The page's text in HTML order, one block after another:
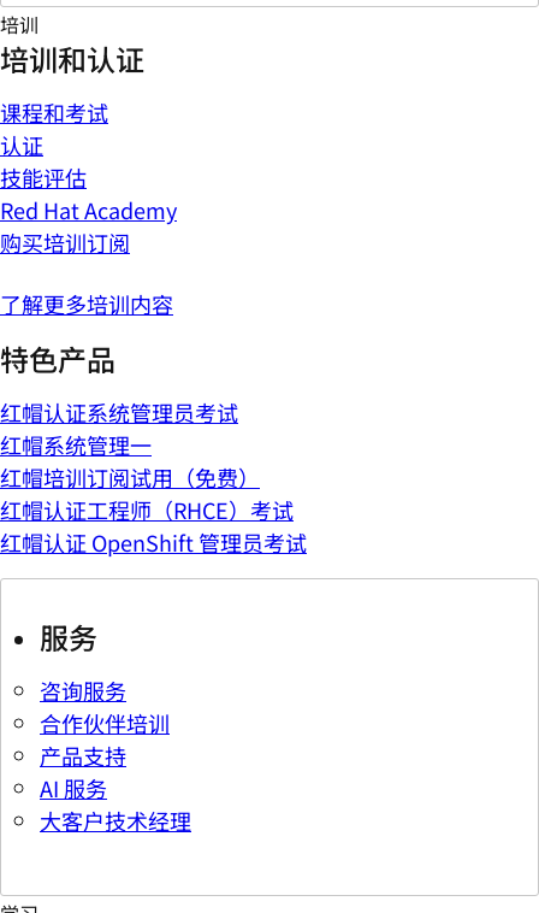
培训
培训和认证
课程和考试
认证
技能评估
Red Hat Academy
购买培训订阅
了解更多培训内容
特色产品
红帽认证系统管理员考试
红帽系统管理一
红帽培训订阅试用（免费）
红帽认证工程师（RHCE）考试
红帽认证 OpenShift 管理员考试
服务
咨询服务
合作伙伴培训
产品支持
AI 服务
大客户技术经理